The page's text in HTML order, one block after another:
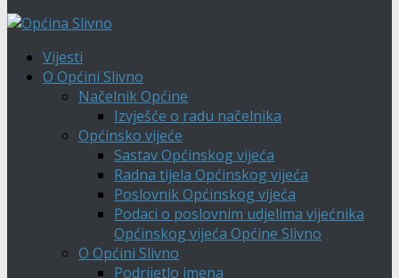
Vijesti
O Općini Slivno
Načelnik Općine
Izvješće o radu načelnika
Općinsko vijeće
Sastav Općinskog vijeća
Radna tijela Općinskog vijeća
Poslovnik Općinskog vijeća
Podaci o poslovnim udjelima vijećnika
Općinskog vijeća Općine Slivno
O Općini Slivno
Podrijetlo imena